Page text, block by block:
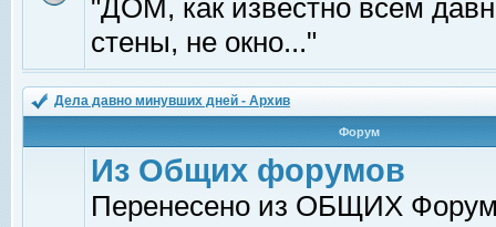
"ДОМ, как известно всем
стены, не окно..."
Дела давно минувших дней - Архив
Форум
Из Общих форумов
Перенесено из ОБЩИХ